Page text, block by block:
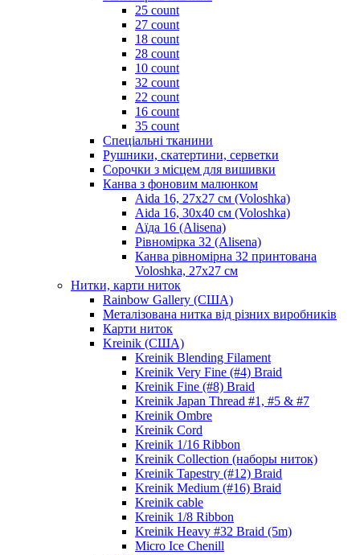
25 count
27 count
18 count
28 count
10 count
32 count
22 count
16 count
35 count
Спеціальні тканини
Рушники, скатертини, серветки
Сорочки з місцем для вишивки
Канва з фоновим малюнком
Aida 16, 27х27 см (Voloshka)
Aida 16, 30х40 см (Voloshka)
Аїда 16 (Alisena)
Рівномірка 32 (Alisena)
Канва рівномірна 32 принтована
Voloshka, 27х27 см
Нитки, карти ниток
Rainbow Gallery (США)
Металізована нитка від різних виробників
Карти ниток
Kreinik (США)
Kreinik Blending Filament
Kreinik Very Fine (#4) Braid
Kreinik Fine (#8) Braid
Kreinik Japan Thread #1, #5 & #7
Kreinik Ombre
Kreinik Cord
Kreinik 1/16 Ribbon
Kreinik Collection (наборы ниток)
Kreinik Tapestry (#12) Braid
Kreinik Medium (#16) Braid
Kreinik cable
Kreinik 1/8 Ribbon
Kreinik Heavy #32 Braid (5m)
Micro Ice Chenill